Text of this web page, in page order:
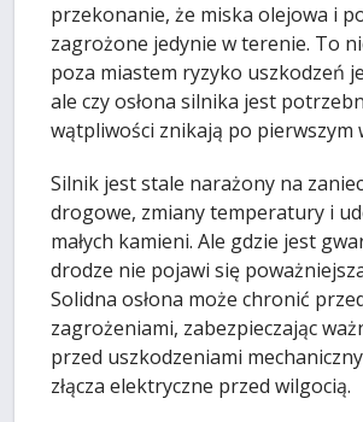
przekonanie, że miska olejowa i
zagrożone jedynie w terenie. To
poza miastem ryzyko uszkodzeń
ale czy osłona silnika jest
wątpliwości znikają po pierwszym
Silnik jest stale narażony na
drogowe, zmiany temperatury i
małych kamieni. Ale gdzie jest
drodze nie pojawi się
Solidna osłona może chronić
zagrożeniami, zabezpieczając
przed uszkodzeniami
złącza elektryczne przed wilgocią.